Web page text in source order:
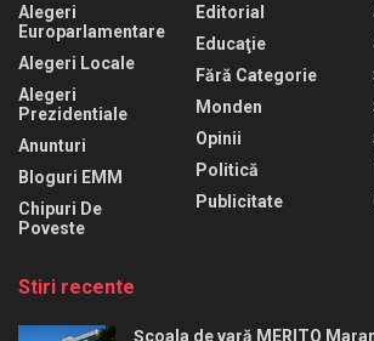
Alegeri
Europarlamentare
Alegeri Locale
Alegeri
Prezidentiale
Anunturi
Bloguri EMM
Chipuri De
Poveste
Editorial
Educaţie
Fără Categorie
Monden
Opinii
Politică
Publicitate
Stiri recente
Școala de vară MERITO